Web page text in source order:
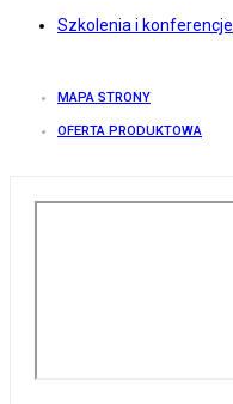
Szkolenia i konferencje
MAPA STRONY
OFERTA PRODUKTOWA